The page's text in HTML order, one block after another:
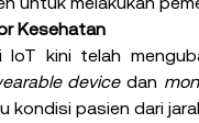
Kesehatan
IoT kini telah
device dan
kondisi pasien dari